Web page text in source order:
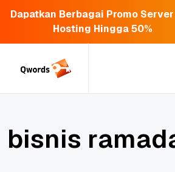
Dapatkan Berbagai Promo
Hosting Hingga 50%
bisnis ramad